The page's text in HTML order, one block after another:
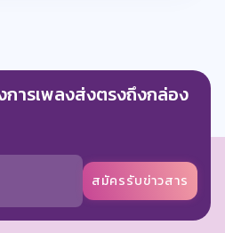
การเพลงส่งตรงถึงกล่อง
สมัครรับข่าวสาร